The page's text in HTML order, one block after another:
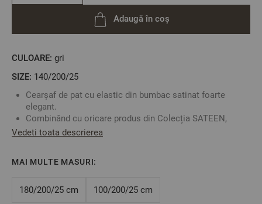
CULOARE: gri
SIZE: 140/200/25
Cearșaf de pat cu elastic din bumbac satinat foarte
elegant.
Combinând cu oricare produs din Colecția SATEEN,
puteți să vă creați propriul set adecvat măsurilor patului
Bumbacul satinat are o rata foarte mică de micșorare la
Fabricat în Bulgaria
Vedeti toata descrierea
MAI MULTE MASURI:
180/200/25 cm 100/200/25 cm
Adaugă în coș